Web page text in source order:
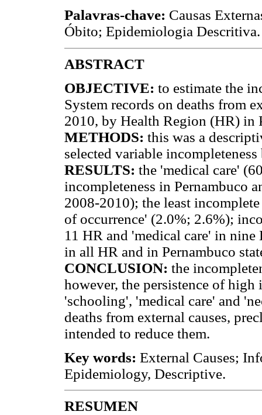
Palavras-chave: Causas
Óbito; Epidemiologia Descritiva.
ABSTRACT
OBJECTIVE: to estimate the
System records on deaths from
2010, by Health Region (HR) in
METHODS: this was a
selected variable
RESULTS: the 'medical care'
incompleteness in Pernambuco
2008-2010); the least
of occurrence' (2.0%; 2.6%);
11 HR and 'medical care' in nine
in all HR and in Pernambuco
CONCLUSION: the
however, the persistence of
'schooling', 'medical care' and
deaths from external causes,
intended to reduce them.
Key words: External Causes;
Epidemiology, Descriptive.
RESUMEN